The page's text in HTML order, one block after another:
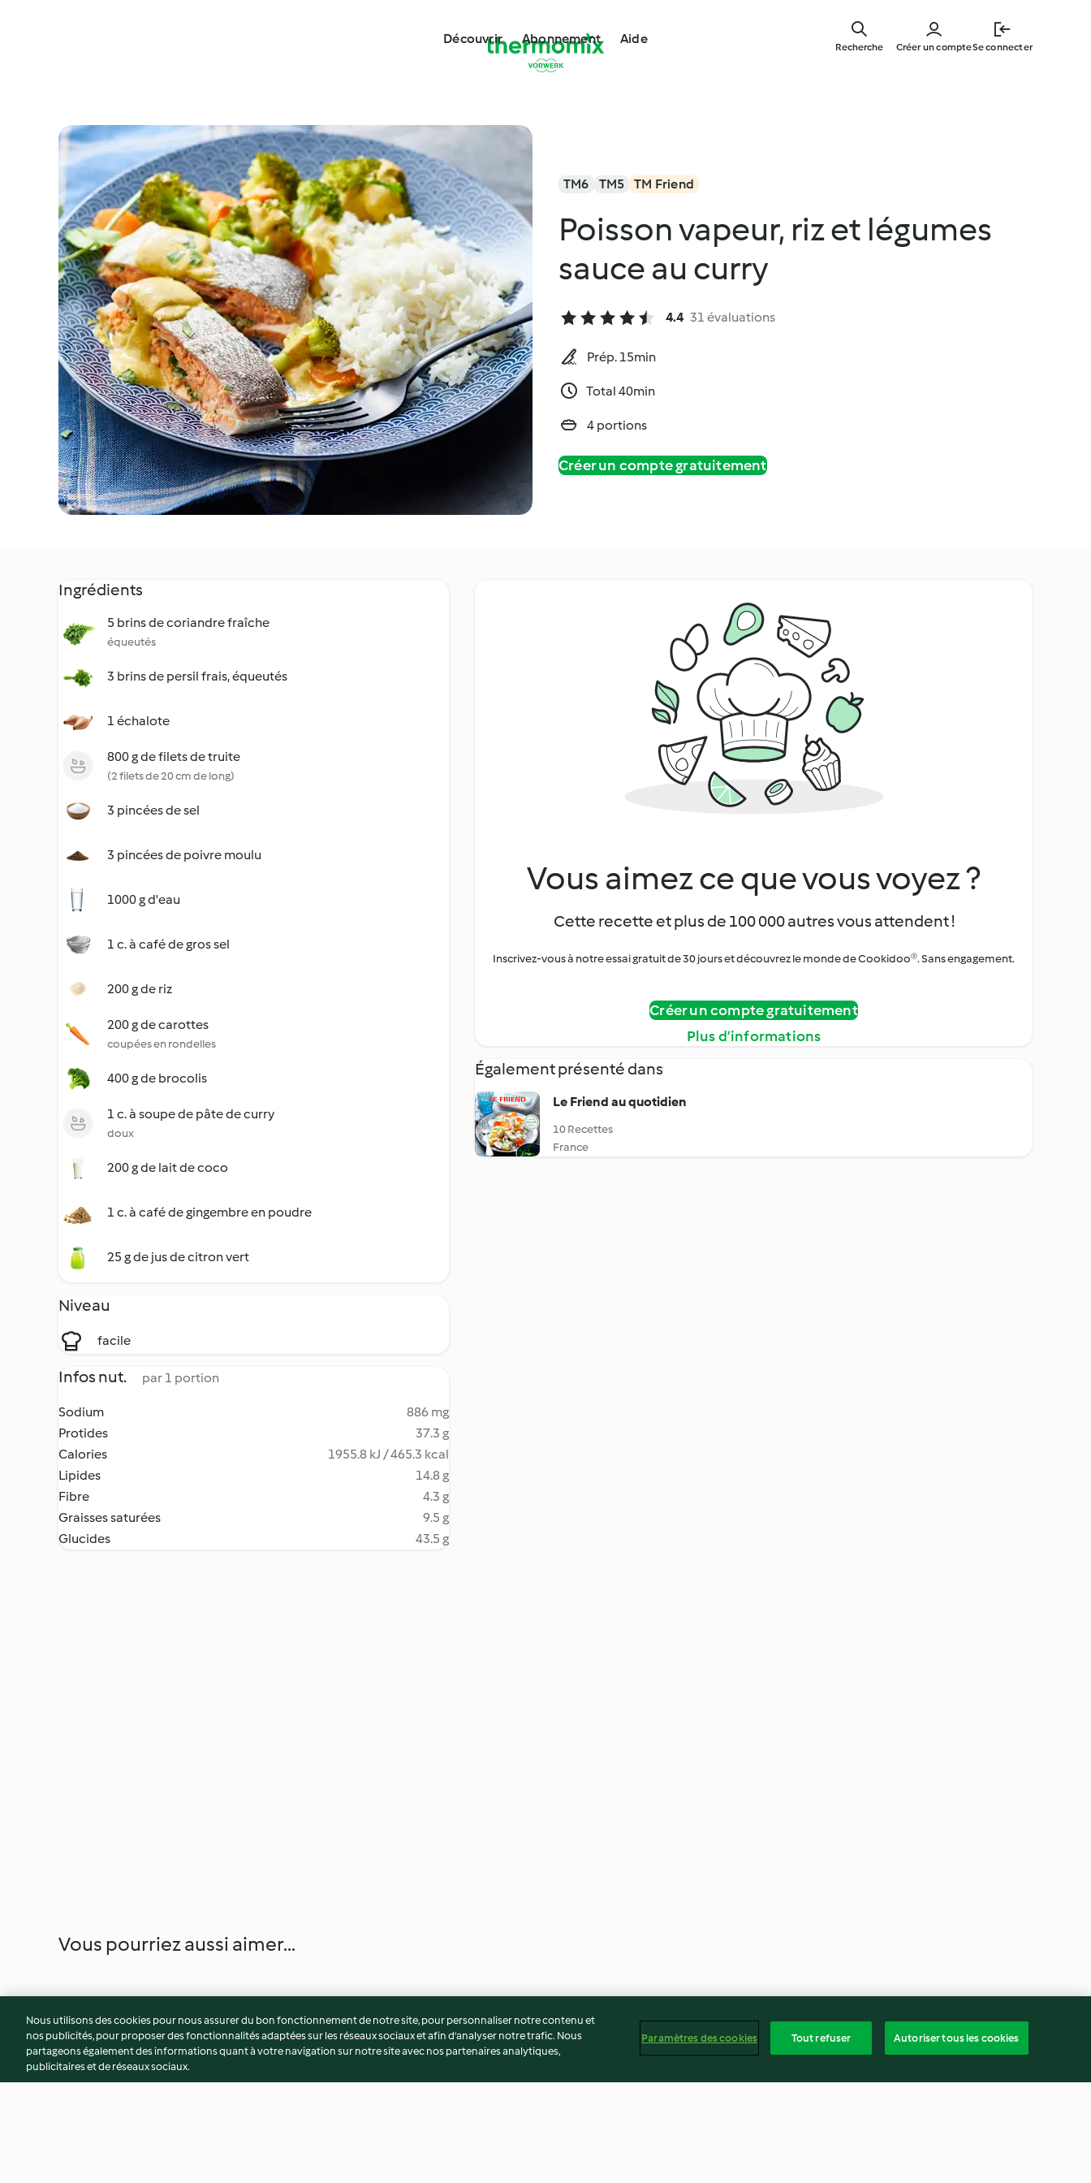
main
Découvrir Abonnement Aide
Créer un compteSe connecter
Recherche
TM6 TM5 TM Friend
Poisson vapeur, riz et légumes
sauce au curry
4.4 31 évaluations
Prép. 15min
Total 40min
4 portions
Créer un compte gratuitement
Ingrédients
5 brins de coriandre fraîche
équeutés
3 brins de persil frais, équeutés
1 échalote
800 g de filets de truite
(2 filets de 20 cm de long)
3 pincées de sel
3 pincées de poivre moulu
1000 g d'eau
1 c. à café de gros sel
200 g de riz
200 g de carottes
coupées en rondelles
400 g de brocolis
1 c. à soupe de pâte de curry
doux
200 g de lait de coco
1 c. à café de gingembre en poudre
25 g de jus de citron vert
Niveau
facile
Infos nut. par 1 portion
Sodium
886 mg
Protides
37.3 g
Calories
1955.8 kJ / 465.3 kcal
Lipides
14.8 g
Fibre
4.3 g
Graisses saturées
9.5 g
Glucides
43.5 g
Vous aimez ce que vous voyez ?
Cette recette et plus de 100 000 autres vous attendent !
Inscrivez-vous à notre essai gratuit de 30 jours et découvrez le monde de Cookidoo®. Sans engagement.
Créer un compte gratuitement
Plus d’informations
Également présenté dans
Le Friend au quotidien
10 Recettes
France
Vous pourriez aussi aimer...
Nous utilisons des cookies pour nous assurer du bon fonctionnement de notre site, pour personnaliser notre contenu et
nos publicités, pour proposer des fonctionnalités adaptées sur les réseaux sociaux et afin d’analyser notre trafic. Nous
partageons également des informations quant à votre navigation sur notre site avec nos partenaires analytiques,
publicitaires et de réseaux sociaux.
Paramètres des cookies Tout refuser Autoriser tous les cookies